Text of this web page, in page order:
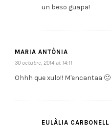
un beso guapa!
MARIA ANTÒNIA
30 octubre, 2014 at 14:11
Ohhh que xulo!! M'encantaa 🙂
EULÀLIA CARBONELL